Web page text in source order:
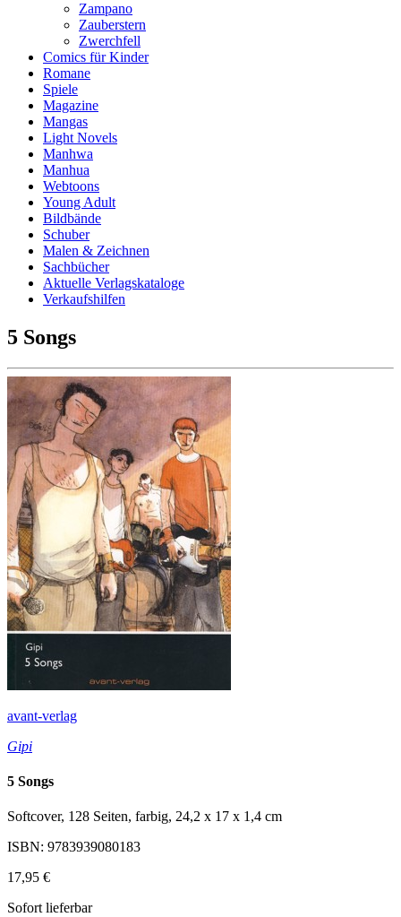
Zampano
Zauberstern
Zwerchfell
Comics für Kinder
Romane
Spiele
Magazine
Mangas
Light Novels
Manhwa
Manhua
Webtoons
Young Adult
Bildbände
Schuber
Malen & Zeichnen
Sachbücher
Aktuelle Verlagskataloge
Verkaufshilfen
5 Songs
avant-verlag
Gipi
5 Songs
Softcover, 128 Seiten, farbig, 24,2 x 17 x 1,4 cm
ISBN: 9783939080183
17,95 €
Sofort lieferbar